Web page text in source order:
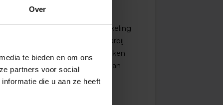
Over
te bieden en om ons
partners voor social
die u aan ze heeft
grote rol speelt in de ontwikkeling
ontwikkeling. Daarbij
elkaar of de gemaakte afspraken
keer per jaar plaatsvindt kan dan